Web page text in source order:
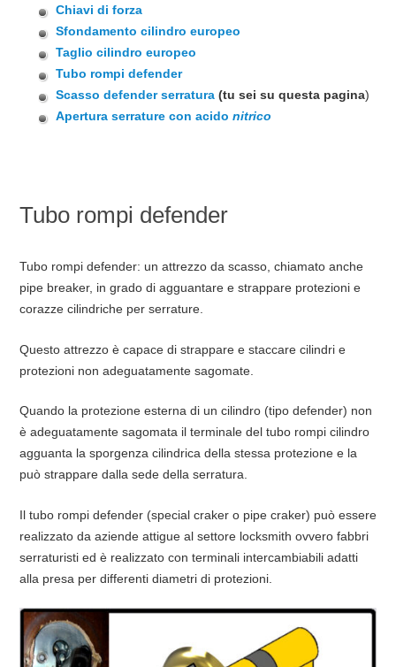
Chiavi di forza
Sfondamento cilindro europeo
Taglio cilindro europeo
Tubo rompi defender
Scasso defender serratura (tu sei su questa pagina)
Apertura serrature con acidonitrico
Tubo rompi defender
Tubo rompi defender: un attrezzo da scasso, chiamato anche
pipe breaker, in grado di agguantare e strappare protezioni e
corazze cilindriche per serrature.
Questo attrezzo è capace di strappare e staccare cilindri e
protezioni non adeguatamente sagomate.
Quando la protezione esterna di un cilindro (tipo defender) non
è adeguatamente sagomata il terminale del tubo rompi cilindro
agguanta la sporgenza cilindrica della stessa protezione e la
può strappare dalla sede della serratura.
Il tubo rompi defender (special craker o pipe craker) può essere
realizzato da aziende attigue al settore locksmith ovvero fabbri
serraturisti ed è realizzato con terminali intercambiabili adatti
alla presa per differenti diametri di protezioni.